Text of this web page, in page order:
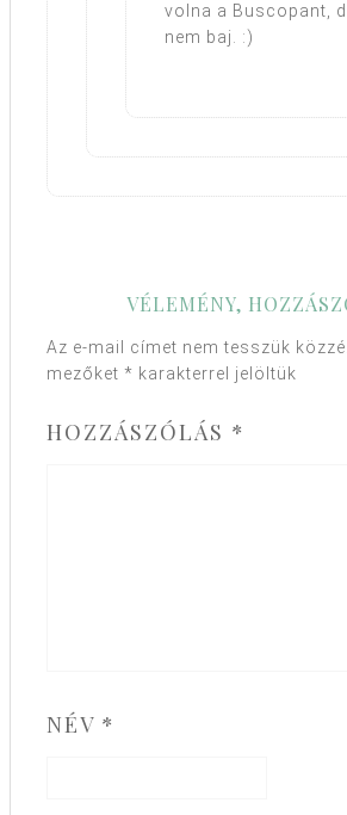
volna a Buscopant,
nem baj. :)
VÉLEMÉNY,
Az e-mail címet nem tesszük közzé.
mezőket * karakterrel jelöltük
HOZZÁSZÓLÁS *
NÉV *